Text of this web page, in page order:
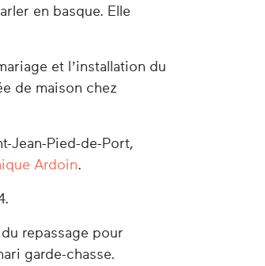
en basque. Elle
et l’installation du
de maison chez
Jean-Pied-de-Port,
Ardoin.
repassage pour
garde-chasse.